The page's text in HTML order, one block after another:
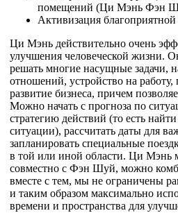
помещений (Ци Мэнь Фэн
Активизация благоприятной
Ци Мэнь действительно очень
улучшения человеческой жизни.
решать многие насущные задачи,
отношений, устройство на работу,
развитие бизнеса, причем
Можно начать с прогноза по
стратегию действий (то есть
ситуации), рассчитать даты для
запланировать специальные
в той или иной области. Ци Мэнь
совместно с Фэн Шуй, можно
вместе с тем, мы не ограничены
и таким образом максимально
времени и пространства для